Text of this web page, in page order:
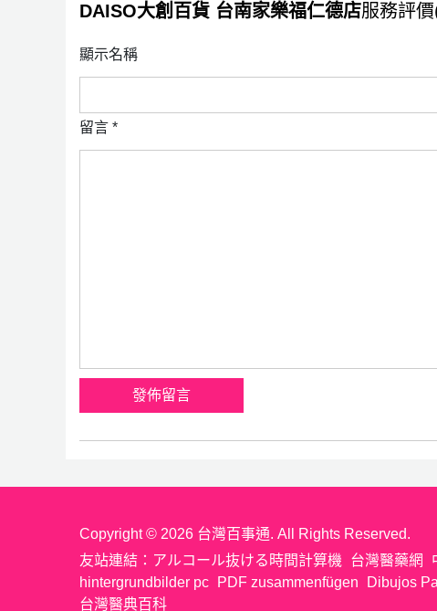
DAISO大創百貨 台南家樂福仁德店服務評
顯示名稱
留言 *
Copyright © 2026 台灣百事通. All Rights Reserved.
友站連結： アルコール抜ける時間計算機 台灣醫藥網
hintergrundbilder pc
PDF zusammenfügen Dibujos
台灣醫典百科